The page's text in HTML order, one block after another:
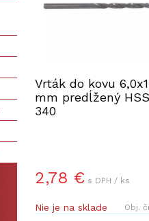
Vrták do kovu
mm predĺžený
340
2,78 € s DPH / ks
Nie je na sklade Obj.